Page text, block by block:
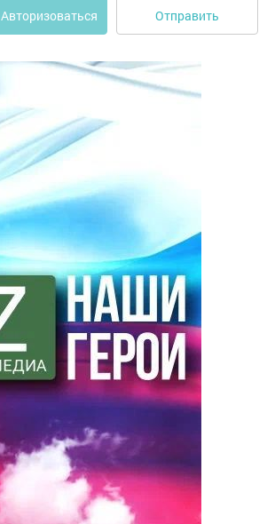
Авторизоваться Отправить